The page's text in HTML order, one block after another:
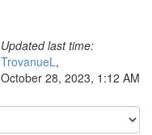
Updated last time:
TrovanueL,
October 28, 2023, 1:12 AM